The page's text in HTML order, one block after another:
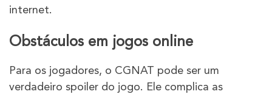
internet.
Obstáculos em jogos online
Para os jogadores, o CGNAT pode ser um
verdadeiro spoiler do jogo. Ele complica as